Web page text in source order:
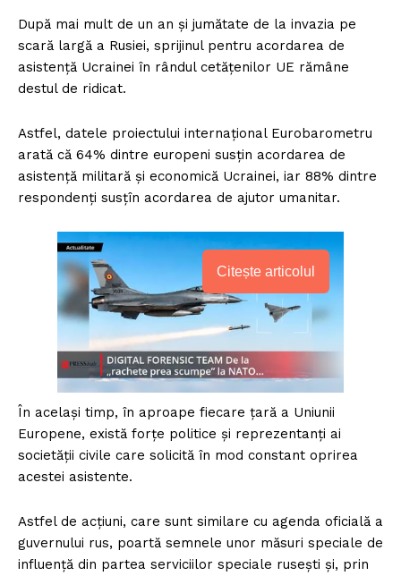
După mai mult de un an și jumătate de la invazia pe
scară largă a Rusiei, sprijinul pentru acordarea de
asistență Ucrainei în rândul cetățenilor UE rămâne
destul de ridicat.
Astfel, datele proiectului internațional Eurobarometru
arată că 64% dintre europeni susțin acordarea de
asistență militară și economică Ucrainei, iar 88% dintre
respondenți susțîn acordarea de ajutor umanitar.
Citește articolul
În același timp, în aproape fiecare țară a Uniunii
Europene, există forțe politice și reprezentanți ai
societății civile care solicită în mod constant oprirea
acestei asistente.
Astfel de acțiuni, care sunt similare cu agenda oficială a
guvernului rus, poartă semnele unor măsuri speciale de
influență din partea serviciilor speciale rusești și, prin